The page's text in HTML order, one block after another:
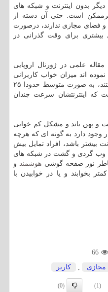
دیگر بدون اینترنت و شبكه های
است. حتی آن دسته از
و فضای مجازی ندارند، درصورت
بیشتری برای وقت گذرانی در
مقاله علمی در ژورنال اروپایی
اند میزان خواب كاربرانی
كه به اینترنت پرسرعت متصل هستند، به صورت متوسط حدودا ۲۵
كه اینترنتشان سرعت چندان
و پهن باند و مشكل كم خوابی
وجود دارد به گونه ای كه هرچه
بیشتر باشد، افراد تمایل بیش
وب گردی و گشت در شبكه های
نور صفحه گوشی هوشمند و
بخوابند و یا در خوابیدن با
66
, كاربر
(1)
(0)